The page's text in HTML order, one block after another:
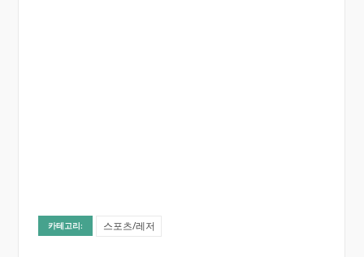
카테고리: 스포츠/레저